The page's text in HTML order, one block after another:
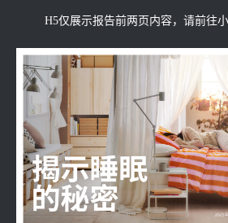
H5仅展示报告前两页内容，请前往